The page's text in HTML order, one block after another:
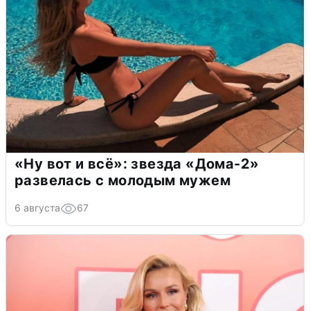
«Ну вот и всё»: звезда «Дома-2»
развелась с молодым мужем
6 августа 67